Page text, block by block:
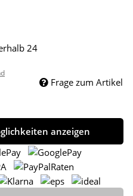
24
Frage zum Artikel
anzeigen